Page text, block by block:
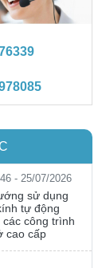
- 25/07/2026
sử dụng
tự động
các công trình
cao cấp